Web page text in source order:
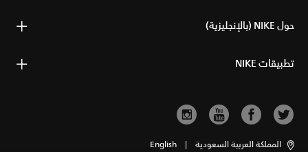
حول NIKE (بالإنجليزية)
تطبيقات NIKE
المملكة العربية السعودية |
English